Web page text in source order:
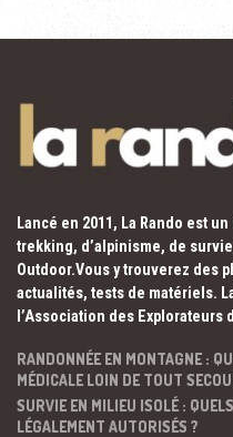
Lancé en 2011, La Rando est
trekking, d’alpinisme, de
Outdoor.Vous y trouverez des
actualités, tests de matériels.
l’Association des Explorateurs
RANDONNÉE EN MONTAGNE :
MÉDICALE LOIN DE TOUT
SURVIE EN MILIEU ISOLÉ :
LÉGALEMENT AUTORISÉS ?